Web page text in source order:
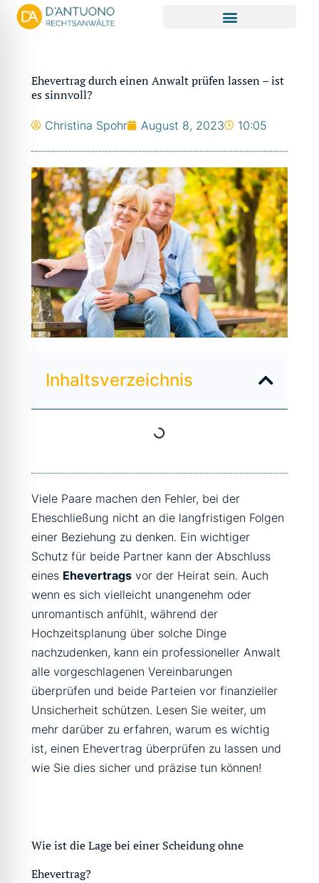
Zum
Inhalt
Ehevertrag durch einen Anwalt prüfen lassen – ist
es sinnvoll?
Christina Spohr August 8, 2023 10:05
Inhaltsverzeichnis
Viele Paare machen den Fehler, bei der
Eheschließung nicht an die langfristigen Folgen
einer Beziehung zu denken. Ein wichtiger
Schutz für beide Partner kann der Abschluss
eines Ehevertrags vor der Heirat sein. Auch
wenn es sich vielleicht unangenehm oder
unromantisch anfühlt, während der
Hochzeitsplanung über solche Dinge
nachzudenken, kann ein professioneller Anwalt
alle vorgeschlagenen Vereinbarungen
überprüfen und beide Parteien vor finanzieller
Unsicherheit schützen. Lesen Sie weiter, um
mehr darüber zu erfahren, warum es wichtig
ist, einen Ehevertrag überprüfen zu lassen und
wie Sie dies sicher und präzise tun können!
Wie ist die Lage bei einer Scheidung ohne
Ehevertrag?